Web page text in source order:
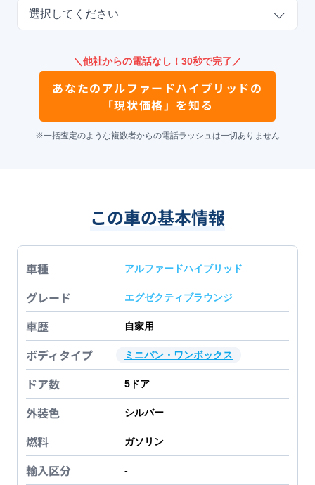
選択してください
＼他社からの電話なし！30秒で完了／
あなたのアルファードハイブリッドの
「現状価格」を知る
※一括査定のような複数者からの電話ラッシュは一切ありません
この車の基本情報
車種 アルファードハイブリッド
グレード エグゼクティブラウンジ
車歴 自家用
ボディタイプ ミニバン・ワンボックス
ドア数 5 ドア
外装色 シルバー
燃料 ガソリン
輸入区分 -